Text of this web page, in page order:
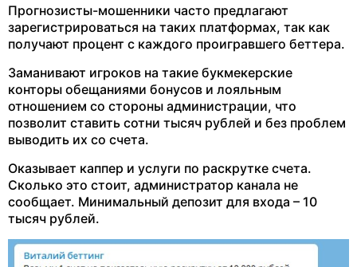
Прогнозисты-мошенники часто предлагают
зарегистрироваться на таких платформах, так как
получают процент с каждого проигравшего беттера.
Заманивают игроков на такие букмекерские
конторы обещаниями бонусов и лояльным
отношением со стороны администрации, что
позволит ставить сотни тысяч рублей и без проблем
выводить их со счета.
Оказывает каппер и услуги по раскрутке счета.
Сколько это стоит, администратор канала не
сообщает. Минимальный депозит для входа – 10
тысяч рублей.